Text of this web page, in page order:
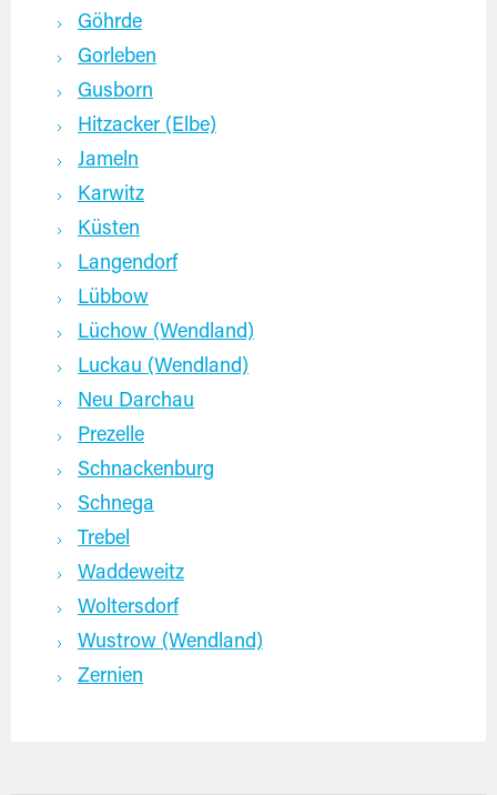
Göhrde
Gorleben
Gusborn
Hitzacker (Elbe)
Jameln
Karwitz
Küsten
Langendorf
Lübbow
Lüchow (Wendland)
Luckau (Wendland)
Neu Darchau
Prezelle
Schnackenburg
Schnega
Trebel
Waddeweitz
Woltersdorf
Wustrow (Wendland)
Zernien